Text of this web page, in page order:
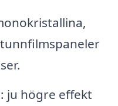
ju högre effekt